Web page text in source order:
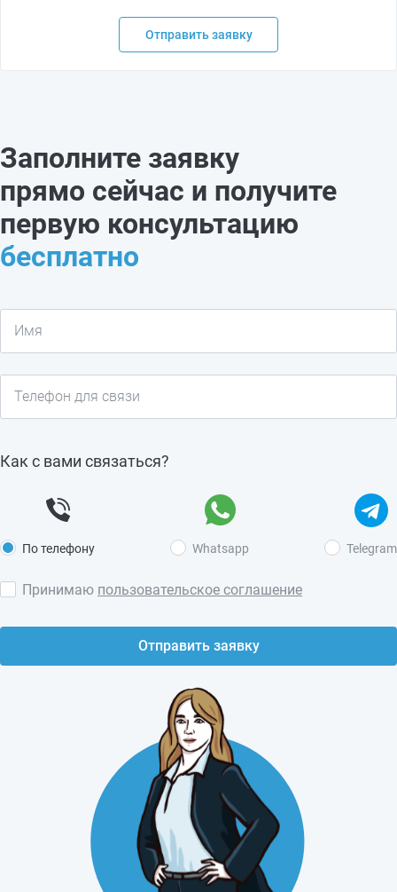
Отправить заявку
Заполните заявку
прямо сейчас и получите
первую консультацию
бесплатно
Как с вами связаться?
По телефону Whatsapp Telegram
Принимаю пользовательское соглашение
Отправить заявку